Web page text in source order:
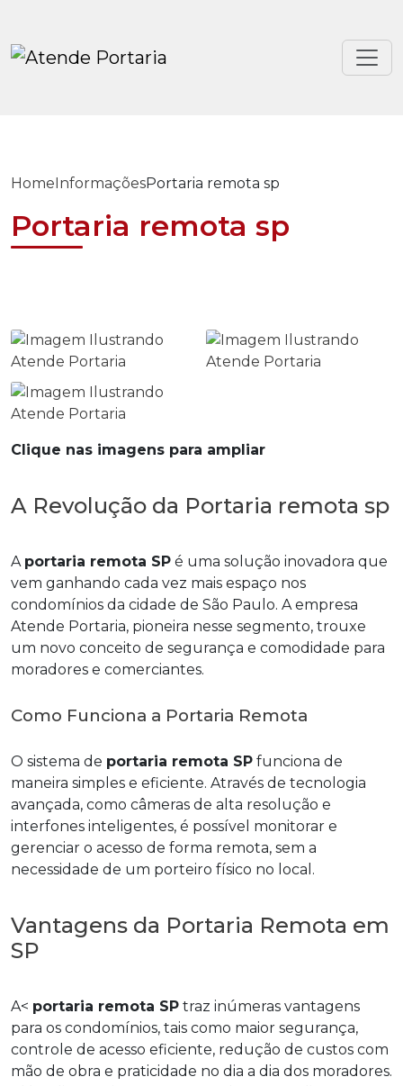
HomeInformaçõesPortaria remota sp
Portaria remota sp
Clique nas imagens para ampliar
A Revolução da Portaria remota sp
A portaria remota SP é uma solução inovadora que
vem ganhando cada vez mais espaço nos
condomínios da cidade de São Paulo. A empresa
Atende Portaria, pioneira nesse segmento, trouxe
um novo conceito de segurança e comodidade para
moradores e comerciantes.
Como Funciona a Portaria Remota
O sistema de portaria remota SP funciona de
maneira simples e eficiente. Através de tecnologia
avançada, como câmeras de alta resolução e
interfones inteligentes, é possível monitorar e
gerenciar o acesso de forma remota, sem a
necessidade de um porteiro físico no local.
Vantagens da Portaria Remota em
SP
A< portaria remota SP traz inúmeras vantagens
para os condomínios, tais como maior segurança,
controle de acesso eficiente, redução de custos com
mão de obra e praticidade no dia a dia dos moradores.